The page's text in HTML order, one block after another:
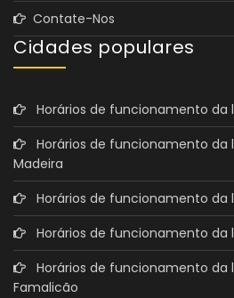
Contate-Nos
Cidades populares
Horários de funcionamento da
Horários de funcionamento da
Madeira
Horários de funcionamento da
Horários de funcionamento da
Horários de funcionamento da
Famalicão